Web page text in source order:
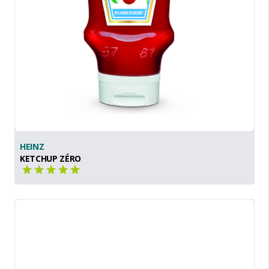
HEINZ
KETCHUP ZÉRO